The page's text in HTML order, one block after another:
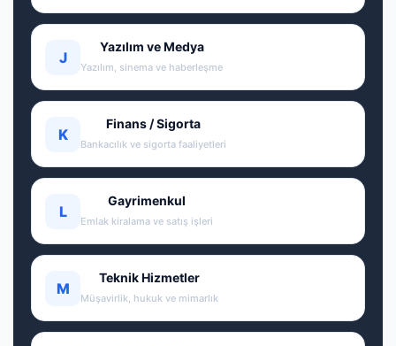
J
Yazılım ve Medya
Yazılım, sinema ve haberleşme
K
Finans / Sigorta
Bankacılık ve sigorta faaliyetleri
L
Gayrimenkul
Emlak kiralama ve satış işleri
M
Teknik Hizmetler
Müşavirlik, hukuk ve mimarlık